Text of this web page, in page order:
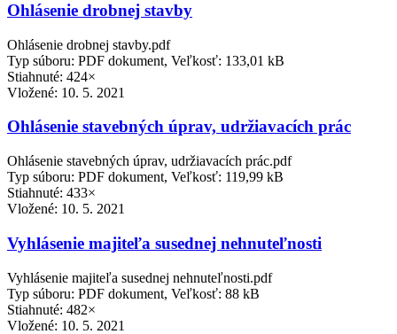
Ohlásenie drobnej stavby
Ohlásenie drobnej stavby.pdf
Typ súboru: PDF dokument, Veľkosť: 133,01 kB
Stiahnuté: 424×
Vložené: 10. 5. 2021
Ohlásenie stavebných úprav, udržiavacích prác
Ohlásenie stavebných úprav, udržiavacích prác.pdf
Typ súboru: PDF dokument, Veľkosť: 119,99 kB
Stiahnuté: 433×
Vložené: 10. 5. 2021
Vyhlásenie majiteľa susednej nehnuteľnosti
Vyhlásenie majiteľa susednej nehnuteľnosti.pdf
Typ súboru: PDF dokument, Veľkosť: 88 kB
Stiahnuté: 482×
Vložené: 10. 5. 2021